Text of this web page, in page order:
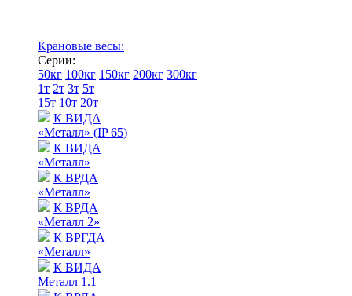
Крановые весы:
Серии:
50кг 100кг 150кг 200кг 300кг
1т 2т 3т 5т
15т 10т 20т
К ВИДА
«Металл» (IP 65)
К ВИДА
«Металл»
К ВРДА
«Металл»
К ВРДА
«Металл 2»
К ВРГДА
«Металл»
К ВИДА
Металл 1.1